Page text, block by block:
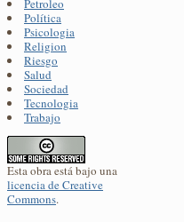
Petroleo
Política
Psicologia
Religion
Riesgo
Salud
Sociedad
Tecnologia
Trabajo
Esta obra está bajo una
licencia de Creative
Commons.